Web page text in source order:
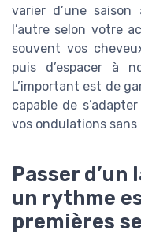
varier d’une
l’autre selon votre
souvent vos
puis d’espacer à
L’important est de
capable de
vos ondulations
Passer d’un
un rythme
premières